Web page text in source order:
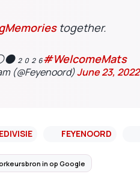
together.
₂ ₀ ₂ ₆#WelcomeMats
(@Feyenoord)June 23, 2022
FEYENOORD
in op Google